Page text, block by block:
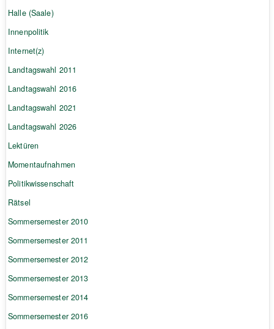
Halle (Saale)
Innenpolitik
Internet(z)
Landtagswahl 2011
Landtagswahl 2016
Landtagswahl 2021
Landtagswahl 2026
Lektüren
Momentaufnahmen
Politikwissenschaft
Rätsel
Sommersemester 2010
Sommersemester 2011
Sommersemester 2012
Sommersemester 2013
Sommersemester 2014
Sommersemester 2016